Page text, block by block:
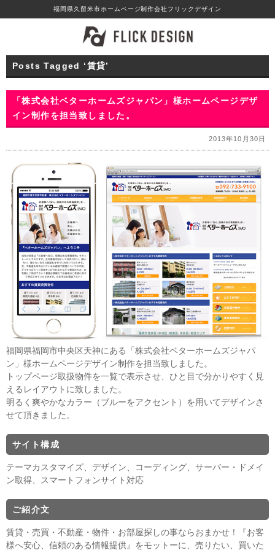
福岡県久留米市ホームページ制作会社フリックデザイン
Posts Tagged ‘賃貸’
「株式会社ベターホームズジャパン」様ホームページデザ
イン制作を担当致しました。
2013年10月30日
福岡県福岡市中央区天神にある「株式会社ベターホームズジャパ
ン」様ホームページデザイン制作を担当致しました。
トップページ取扱物件を一覧で表示させ、ひと目で分かりやすく見
えるレイアウトに致しました。
明るく爽やかなカラー（ブルーをアクセント）を用いてデザインさ
せて頂きました。
サイト構成
テーマカスタマイズ、デザイン、コーディング、サーバー・ドメイ
ン取得、スマートフォンサイト対応
ご紹介文
賃貸・売買・不動産・物件・お部屋探しの事ならおまかせ！『お客
様へ安心、信頼のある情報提供』をモットーに、売りたい、買いた